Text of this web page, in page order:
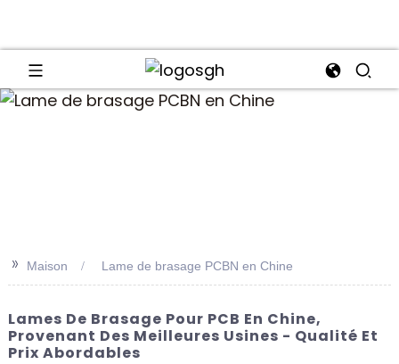
>> Maison Lame de brasage PCBN en Chine
Lames De Brasage Pour PCB En Chine,
Provenant Des Meilleures Usines - Qualité Et
Prix Abordables